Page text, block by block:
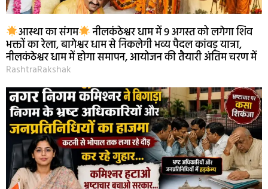
आस्था का संगम नीलकंठेश्वर धाम में 9 अगस्त को लगेगा शिव
भक्तों का रेला, बागेश्वर धाम से निकलेगी भव्य पैदल कांवड़ यात्रा,
नीलकंठेश्वर धाम में होगा समापन, आयोजन की तैयारी अंतिम चरण में
RashtraRakshak